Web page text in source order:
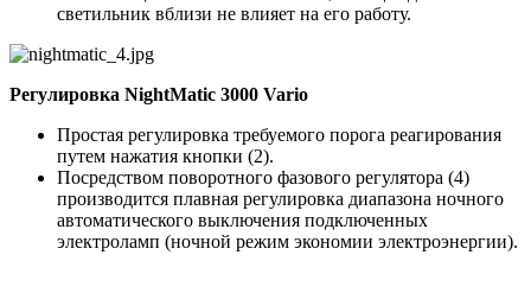
светильник вблизи не влияет на его работу.
Регулировка NightMatic 3000 Vario
Простая регулировка требуемого порога реагирования
путем нажатия кнопки (2).
Посредством поворотного фазового регулятора (4)
производится плавная регулировка диапазона ночного
автоматического выключения подключенных
электроламп (ночной режим экономии электроэнергии).